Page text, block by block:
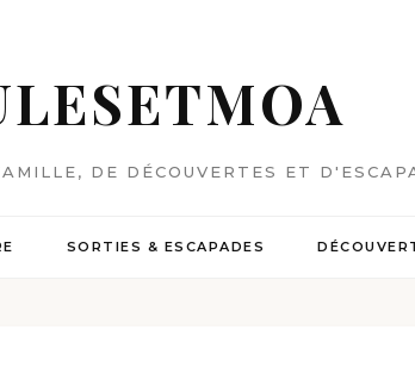
DE DÉCOUVERTES ET
SORTIES & ESCAPADES